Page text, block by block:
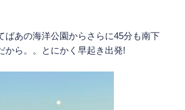
ばあの海洋公園からさらに45分も南下
から。。とにかく早起き出発!